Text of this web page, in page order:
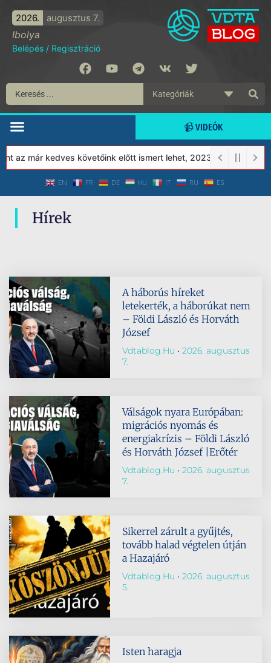
2026. augusztus 7.
Ibolya
Belépés / Regisztráció
📹 VIDEÓK
már kedves követőink előtt ismert lehet, 2023-tól a Védett
EN FR DE HU IT RU ES
Hírek
A háborús híreket
letekerték, a háborúkat nem
– Földi László és Horváth
József
Vdtablog.hu
2026. augusztus
7.
Válságok nyara Európában:
migrációs nyomás és
energiakrízis – Földi László
és Horváth József |Erőtér
Vdtablog.hu
2026. augusztus
7.
Sikerrel zárult a gyűjtés,
tovább halad végtelen útján
a Hazajáró
Vdtablog.hu
2026. augusztus
5.
Isten haragja